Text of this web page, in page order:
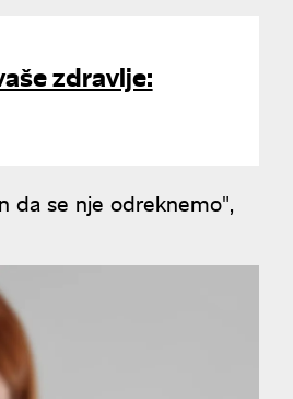
zdravlje:
da se nje odreknemo",